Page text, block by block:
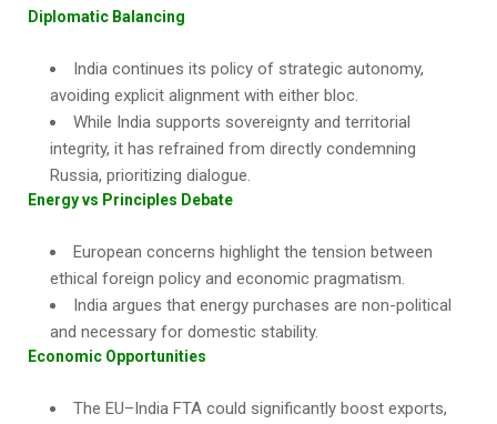
Diplomatic Balancing
India continues its policy of strategic autonomy,
avoiding explicit alignment with either bloc.
While India supports sovereignty and territorial
integrity, it has refrained from directly condemning
Russia, prioritizing dialogue.
Energy vs Principles Debate
European concerns highlight the tension between
ethical foreign policy and economic pragmatism.
India argues that energy purchases are non-political
and necessary for domestic stability.
Economic Opportunities
The EU–India FTA could significantly boost exports,